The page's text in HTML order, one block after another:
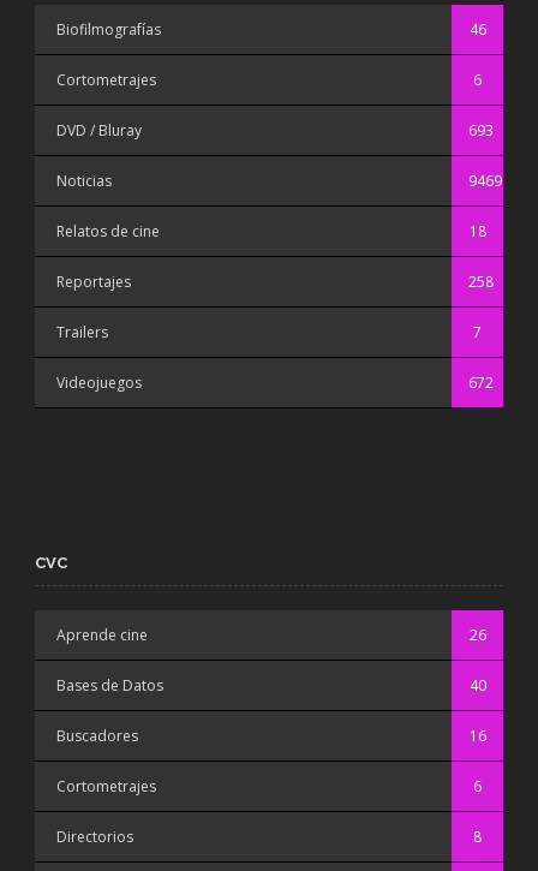
Biofilmografías 46
Cortometrajes 6
DVD / Bluray 693
Noticias 9469
Relatos de cine 18
Reportajes 258
Trailers 7
Videojuegos 672
CVC
Aprende cine 26
Bases de Datos 40
Buscadores 16
Cortometrajes 6
Directorios 8